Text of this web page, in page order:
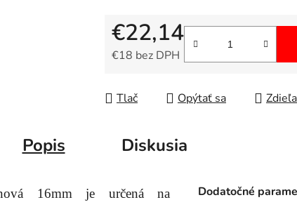
€22,14
€18 bez DPH
Tlač Opýtať sa
Popis Diskusia
16mm je určená na
Dodatočné